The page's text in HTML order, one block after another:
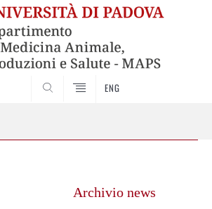
ENG
Archivio news